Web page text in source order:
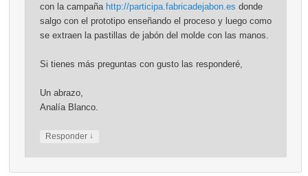
con la campaña http://participa.fabricadejabon.es donde
salgo con el prototipo enseñando el proceso y luego como
se extraen la pastillas de jabón del molde con las manos.
Si tienes más preguntas con gusto las responderé,
Un abrazo,
Analía Blanco.
Responder ↓